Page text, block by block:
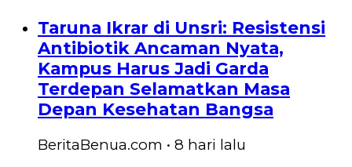
Taruna Ikrar di Unsri: Resistensi
Antibiotik Ancaman Nyata,
Kampus Harus Jadi Garda
Terdepan Selamatkan Masa
Depan Kesehatan Bangsa
BeritaBenua.com • 8 hari lalu